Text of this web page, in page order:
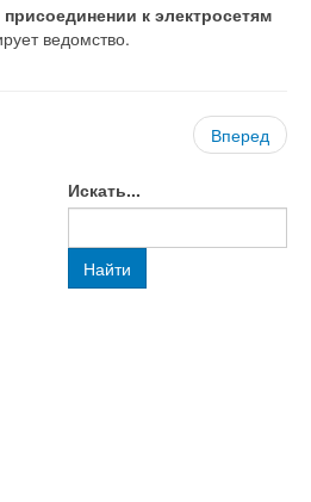
присоединении к электросетям
ведомство.
Вперед
Искать...
Найти